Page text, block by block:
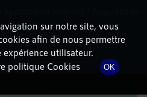
L'ÉPISODE
sur notre site, vous
afin de nous permettre
expérience utilisateur.
politique Cookies
OK
l'installer.
l'application